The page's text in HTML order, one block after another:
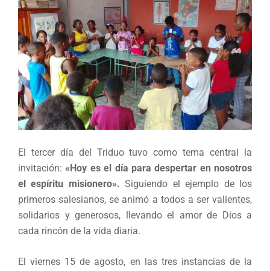
El tercer día del Triduo tuvo como tema central la
invitación:«Hoy es el día para despertar en nosotros
el espíritu misionero». Siguiendo el ejemplo de los
primeros salesianos, se animó a todos a ser valientes,
solidarios y generosos, llevando el amor de Dios a
cada rincón de la vida diaria.
El viernes 15 de agosto, en las tres instancias de la